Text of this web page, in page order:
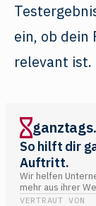
ein, ob
relevant ist.
ganztags.
So hilft dir
Auftritt.
Wir helfen
mehr aus ihrer
VERTRAUT VON